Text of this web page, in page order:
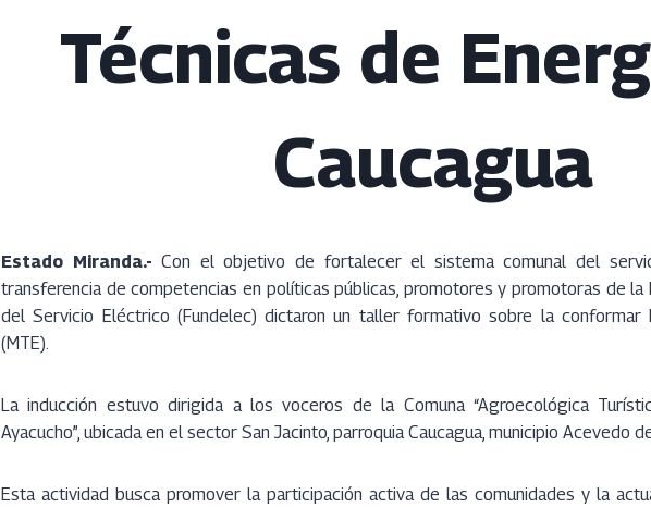
Técnicas de
Caucagua
Estado Miranda.- Con el objetivo de fortalecer el sistema comunal del
transferencia de competencias en políticas públicas, promotores y promotoras de la
del Servicio Eléctrico (Fundelec) dictaron un taller formativo sobre la conformar
(MTE).
La inducción estuvo dirigida a los voceros de la Comuna “Agroecológica
Ayacucho”, ubicada en el sector San Jacinto, parroquia Caucagua, municipio Acevedo
Esta actividad busca promover la participación activa de las comunidades y la